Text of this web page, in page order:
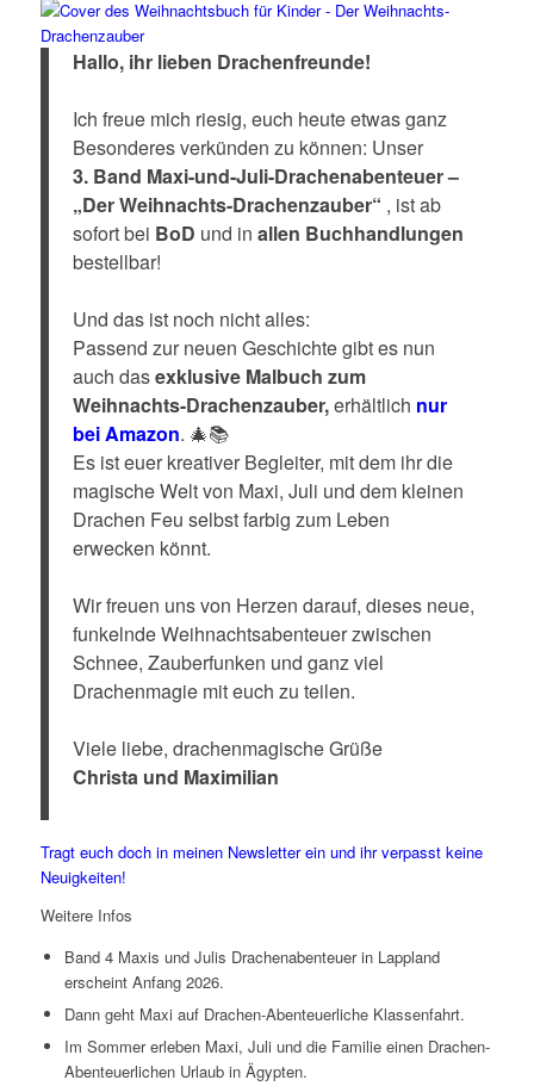
Hallo, ihr lieben Drachenfreunde!
Ich freue mich riesig, euch heute etwas ganz
Besonderes verkünden zu können: Unser
3. Band Maxi-und-Juli-Drachenabenteuer –
„Der Weihnachts-Drachenzauber“ , ist ab
sofort bei BoD und in allen Buchhandlungen
bestellbar!
Und das ist noch nicht alles:
Passend zur neuen Geschichte gibt es nun
auch dasexklusive Malbuch zum
Weihnachts-Drachenzauber,erhältlich nur
bei Amazon. 🎄📚
Es ist euer kreativer Begleiter, mit dem ihr die
magische Welt von Maxi, Juli und dem kleinen
Drachen Feu selbst farbig zum Leben
erwecken könnt.
Wir freuen uns von Herzen darauf, dieses neue,
funkelnde Weihnachtsabenteuer zwischen
Schnee, Zauberfunken und ganz viel
Drachenmagie mit euch zu teilen.
Viele liebe, drachenmagische Grüße
Christa und Maximilian
Tragt euch doch in meinen Newsletter ein und ihr verpasst keine
Neuigkeiten!
Weitere Infos
Band 4 Maxis und Julis Drachenabenteuer in Lappland
erscheint Anfang 2026.
Dann geht Maxi auf Drachen-Abenteuerliche Klassenfahrt.
Im Sommer erleben Maxi, Juli und die Familie einen Drachen-
Abenteuerlichen Urlaub in Ägypten.